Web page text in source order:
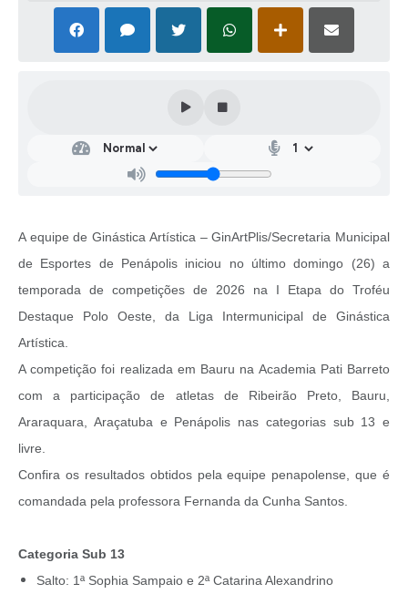
A equipe de Ginástica Artística – GinArtPlis/Secretaria Municipal
de Esportes de Penápolis iniciou no último domingo (26) a
temporada de competições de 2026 na I Etapa do Troféu
Destaque Polo Oeste, da Liga Intermunicipal de Ginástica
Artística.
A competição foi realizada em Bauru na Academia Pati Barreto
com a participação de atletas de Ribeirão Preto, Bauru,
Araraquara, Araçatuba e Penápolis nas categorias sub 13 e
livre.
Confira os resultados obtidos pela equipe penapolense, que é
comandada pela professora Fernanda da Cunha Santos.
Categoria Sub 13
Salto: 1ª Sophia Sampaio e 2ª Catarina Alexandrino